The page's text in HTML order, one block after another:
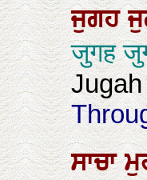
ਜੁਗਹ
जुगह
ਸਾਚਾ